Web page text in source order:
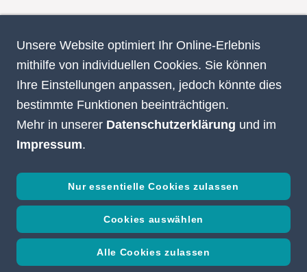
Unsere Website optimiert Ihr Online-Erlebnis
mithilfe von individuellen Cookies. Sie können
Ihre Einstellungen anpassen, jedoch könnte dies
bestimmte Funktionen beeinträchtigen.
Mehr in unserer Datenschutzerklärung und im
Impressum.
Nur essentielle Cookies zulassen
Cookies auswählen
Alle Cookies zulassen